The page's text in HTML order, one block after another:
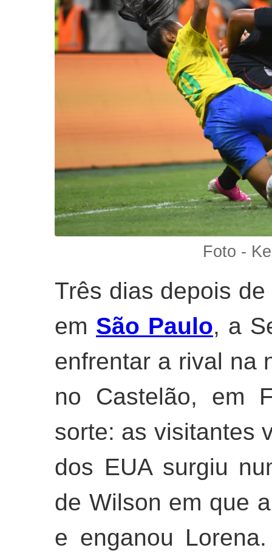
Foto -
Três dias depois
em São Paulo, a
enfrentar a rival na
no Castelão, em
sorte: as visitantes
dos EUA surgiu
de Wilson em que
e enganou